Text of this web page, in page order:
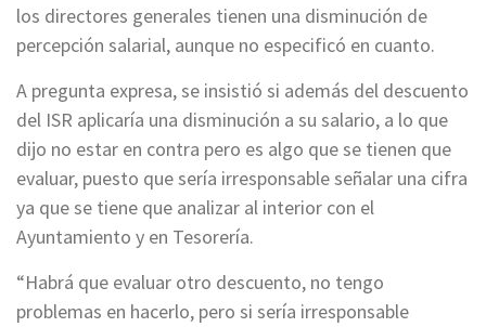
los directores generales tienen una disminución de
percepción salarial, aunque no especificó en cuanto.
A pregunta expresa, se insistió si además del descuento
del ISR aplicaría una disminución a su salario, a lo que
dijo no estar en contra pero es algo que se tienen que
evaluar, puesto que sería irresponsable señalar una cifra
ya que se tiene que analizar al interior con el
Ayuntamiento y en Tesorería.
“Habrá que evaluar otro descuento, no tengo
problemas en hacerlo, pero si sería irresponsable